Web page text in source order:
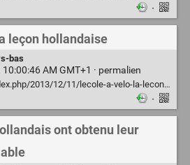
·
leçon hollandaise
bas
AM GMT+1 · permalien
2013/12/11/lecole-a-velo-la-lecon-hollandaise/
·
ont obtenu leur